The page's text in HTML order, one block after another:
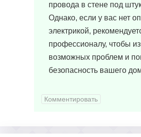
провода в стене под
Однако, если у вас нет
электрикой,
профессионалу, чтобы
возможных проблем и
безопасность вашего
Комментировать